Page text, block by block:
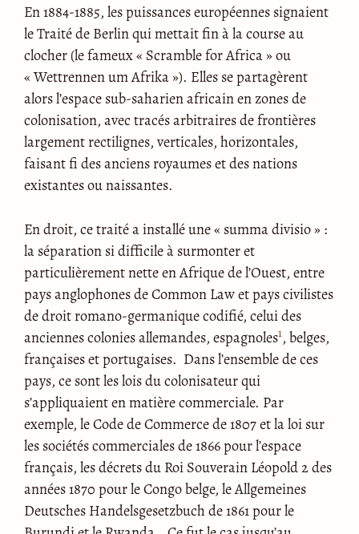
En 1884-1885, les puissances européennes signaient
le Traité de Berlin qui mettait fin à la course au
clocher (le fameux « Scramble for Africa » ou
« Wettrennen um Afrika »). Elles se partagèrent
alors l’espace sub-saharien africain en zones de
colonisation, avec tracés arbitraires de frontières
largement rectilignes, verticales, horizontales,
faisant fi des anciens royaumes et des nations
existantes ou naissantes.
En droit, ce traité a installé une « summa divisio » :
la séparation si difficile à surmonter et
particulièrement nette en Afrique de l’Ouest, entre
pays anglophones de Common Law et pays civilistes
de droit romano-germanique codifié, celui des
anciennes colonies allemandes, espagnoles1, belges,
françaises et portugaises. Dans l’ensemble de ces
pays, ce sont les lois du colonisateur qui
s’appliquaient en matière commerciale. Par
exemple, le Code de Commerce de 1807 et la loi sur
les sociétés commerciales de 1866 pour l’espace
français, les décrets du Roi Souverain Léopold 2 des
années 1870 pour le Congo belge, le Allgemeines
Deutsches Handelsgesetzbuch de 1861 pour le